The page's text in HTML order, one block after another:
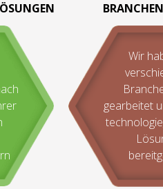
Wir
gearbeitet